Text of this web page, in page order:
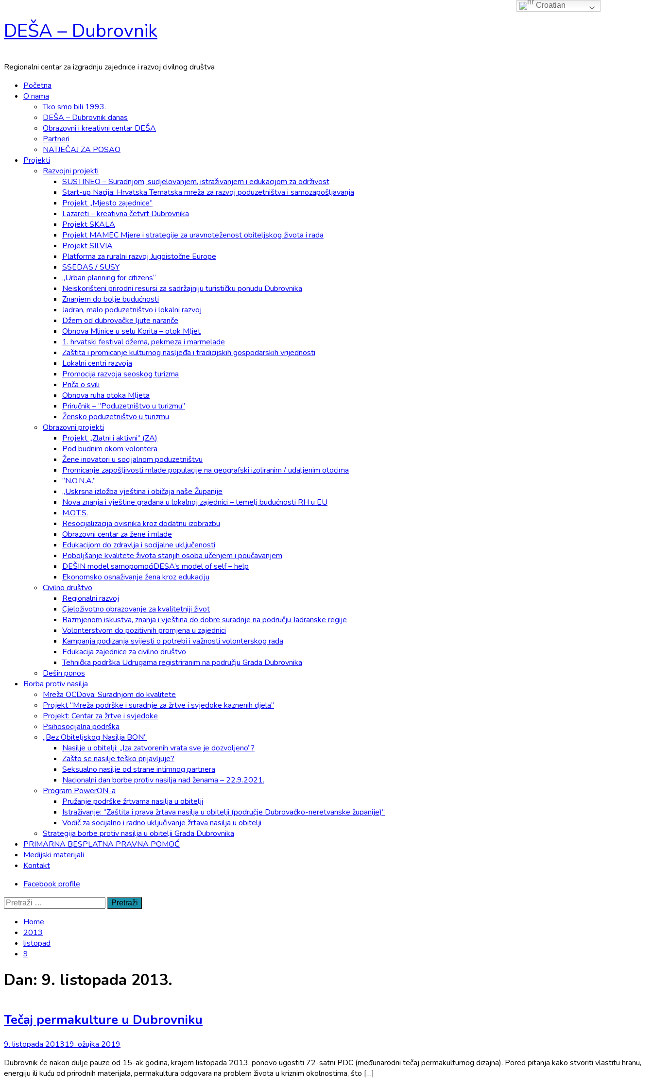
Skip
to
DEŠA – Dubrovnik
Regionalni centar za izgradnju zajednice i razvoj civilnog društva
Primary
Menu
Početna
O nama
Tko smo bili 1993.
DEŠA – Dubrovnik danas
Obrazovni i kreativni centar DEŠA
Partneri
NATJEČAJ ZA POSAO
Projekti
Razvojni projekti
SUSTINEO – Suradnjom, sudjelovanjem, istraživanjem i edukacijom za održivost
Start-up Nacija: Hrvatska Tematska mreža za razvoj poduzetništva i samozapošljavanja
Projekt „Mjesto zajednice“
Lazareti – kreativna četvrt Dubrovnika
Projekt SKALA
Projekt MAMEC Mjere i strategije za uravnoteženost obiteljskog života i rada
Projekt SILVIA
Platforma za ruralni razvoj Jugoistočne Europe
SSEDAS / SUSY
„Urban planning for citizens“
Neiskorišteni prirodni resursi za sadržajniju turističku ponudu Dubrovnika
Znanjem do bolje budućnosti
Jadran, malo poduzetništvo i lokalni razvoj
Džem od dubrovačke ljute naranče
Obnova Mlinice u selu Korita – otok Mljet
1. hrvatski festival džema, pekmeza i marmelade
Zaštita i promicanje kulturnog nasljeđa i tradicijskih gospodarskih vrijednosti
Lokalni centri razvoja
Promocija razvoja seoskog turizma
Priča o svili
Obnova ruha otoka Mljeta
Priručnik – “Poduzetništvo u turizmu”
Žensko poduzetništvo u turizmu
Obrazovni projekti
Projekt „Zlatni i aktivni“ (ZA)
Pod budnim okom volontera
Žene inovatori u socijalnom poduzetništvu
Promicanje zapošljivosti mlade populacije na geografski izoliranim / udaljenim otocima
“N.O.N.A.”
„Uskrsna izložba vještina i običaja naše Županije
Nova znanja i vještine građana u lokalnoj zajednici – temelj budućnosti RH u EU
M.O.T.S.
Resocijalizacija ovisnika kroz dodatnu izobrazbu
Obrazovni centar za žene i mlade
Edukacijom do zdravlja i socijalne uključenosti
Poboljšanje kvalitete života starijih osoba učenjem i poučavanjem
DEŠIN model samopomoćiDESA’s model of self – help
Ekonomsko osnaživanje žena kroz edukaciju
Civilno društvo
Regionalni razvoj
Cjeloživotno obrazovanje za kvalitetniji život
Razmjenom iskustva, znanja i vještina do dobre suradnje na području Jadranske regije
Volonterstvom do pozitivnih promjena u zajednici
Kampanja podizanja svijesti o potrebi i važnosti volonterskog rada
Edukacija zajednice za civilno društvo
Tehnička podrška Udrugama registriranim na području Grada Dubrovnika
Dešin ponos
Borba protiv nasilja
Mreža OCDova: Suradnjom do kvalitete
Projekt “Mreža podrške i suradnje za žrtve i svjedoke kaznenih djela”
Projekt: Centar za žrtve i svjedoke
Psihosocijalna podrška
„Bez Obiteljskog Nasilja BON”
Nasilje u obitelji: „Iza zatvorenih vrata sve je dozvoljeno“?
Zašto se nasilje teško prijavljuje?
Seksualno nasilje od strane intimnog partnera
Nacionalni dan borbe protiv nasilja nad ženama – 22.9.2021.
Program PowerON-a
Pružanje podrške žrtvama nasilja u obitelji
Istraživanje: “Zaštita i prava žrtava nasilja u obitelji (područje Dubrovačko-neretvanske županije)“
Vodič za socijalno i radno uključivanje žrtava nasilja u obitelji
Strategija borbe protiv nasilja u obitelji Grada Dubrovnika
PRIMARNA BESPLATNA PRAVNA POMOĆ
Medijski materijali
Kontakt
Facebook profile
Pretraži:
Home
2013
listopad
9
Dan: 9. listopada 2013.
Tečaj permakulture u Dubrovniku
9. listopada 201319. ožujka 2019
Dubrovnik će nakon dulje pauze od 15-ak godina, krajem listopada 2013. ponovo ugostiti 72-satni PDC (međunarodni tečaj permakulturnog dizajna). Pored pitanja kako stvoriti vlastitu hranu,
energiju ili kuću od prirodnih materijala, permakultura odgovara na problem života u kriznim okolnostima, što […]
Croatian